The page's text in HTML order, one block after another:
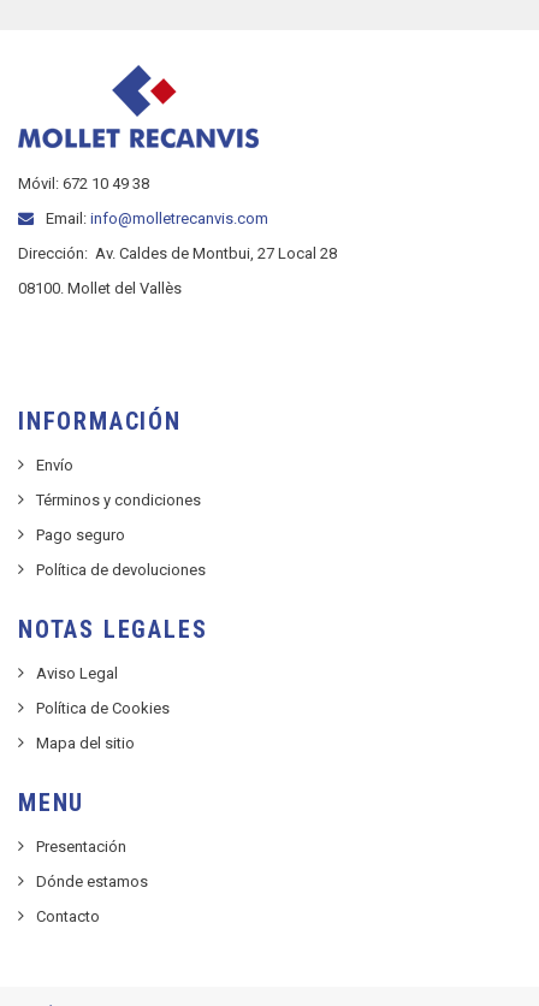
Móvil: 672 10 49 38
Email: info@molletrecanvis.com
Dirección: Av. Caldes de Montbui, 27 Local 28
08100. Mollet del Vallès
INFORMACIÓN
Envío
Términos y condiciones
Pago seguro
Política de devoluciones
NOTAS LEGALES
Aviso Legal
Política de Cookies
Mapa del sitio
MENU
Presentación
Dónde estamos
Contacto